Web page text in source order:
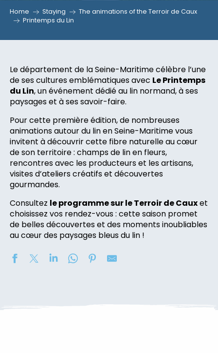
Home Staying
The animations of the Terroir de Caux
Printemps du Lin
Le département de la Seine-Maritime célèbre l’une
de ses cultures emblématiques avec Le Printemps
du Lin, un événement dédié au lin normand, à ses
paysages et à ses savoir-faire.
Pour cette première édition, de nombreuses
animations autour du lin en Seine-Maritime vous
invitent à découvrir cette fibre naturelle au cœur
de son territoire : champs de lin en fleurs,
rencontres avec les producteurs et les artisans,
visites d’ateliers créatifs et découvertes
gourmandes.
Consultez le programme sur le Terroir de Cauxet
choisissez vos rendez-vous : cette saison promet
de belles découvertes et des moments inoubliables
au cœur des paysages bleus du lin !